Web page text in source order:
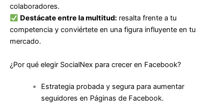
colaboradores.
Destácate entre la multitud:resalta frente a tu
competencia y conviértete en una figura influyente en tu
mercado.
¿Por qué elegir SocialNex para crecer en Facebook?
Estrategia probada y segura para aumentar
seguidores en Páginas de Facebook.